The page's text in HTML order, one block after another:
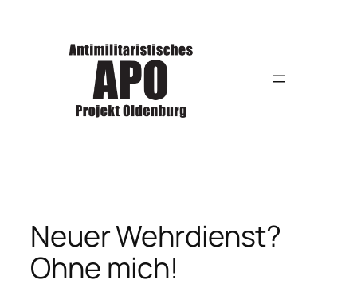
Neuer Wehrdienst?
Ohne mich!